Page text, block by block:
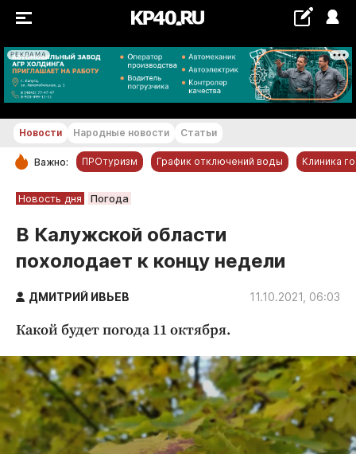
РЕКЛАМА
+18...+19 °С
РУБРИКИ
Новости компаний
Статьи
Народные новости
Авто и транспорт
Благоустройство
Криминал
Культура
Недвижимость и ЖКХ
Образование
Новости Народные новости Статьи
Важно: ПРОтуризм График отключений воды Клиника
Новость дня Погода
В Калужской области
похолодает к концу недели
ДМИТРИЙ ИВЬЕВ 11.10.2021, 06:03
Какой будет погода 11 октября.